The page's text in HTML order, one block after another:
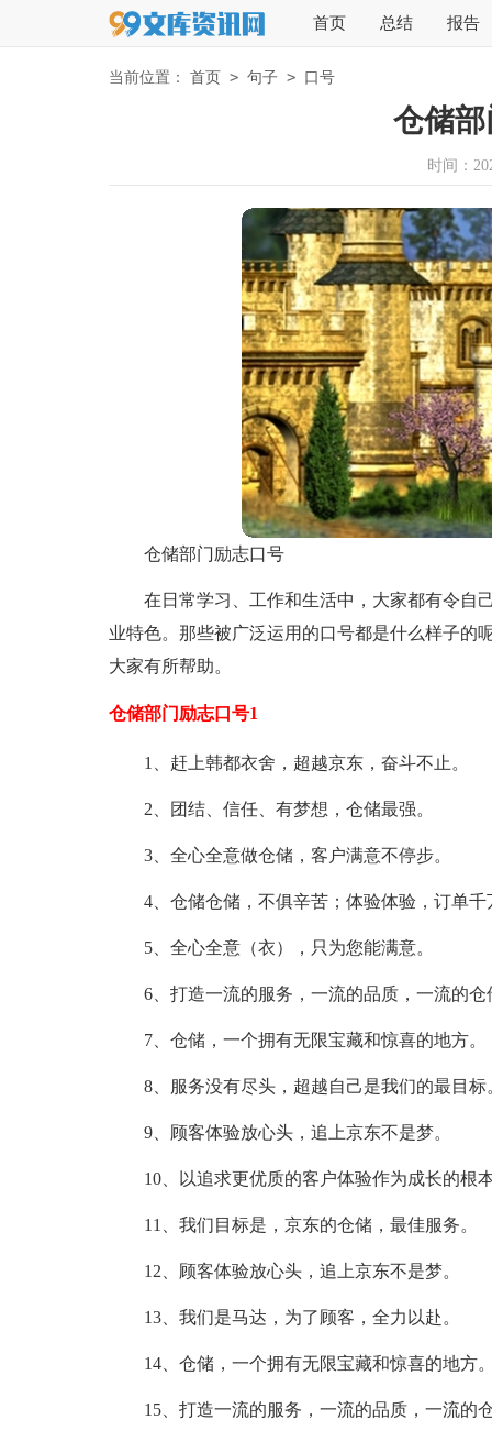
首页 总结 报告
当前位置： 首页 > 句子 > 口号
仓储
时间：
仓储部门励志口号
在日常学习、工作和生活中，大家都有令自
业特色。那些被广泛运用的口号都是什么样子的
大家有所帮助。
仓储部门励志口号1
1、赶上韩都衣舍，超越京东，奋斗不止。
2、团结、信任、有梦想，仓储最强。
3、全心全意做仓储，客户满意不停步。
4、仓储仓储，不俱辛苦；体验体验，订单千
5、全心全意（衣），只为您能满意。
6、打造一流的服务，一流的品质，一流的仓
7、仓储，一个拥有无限宝藏和惊喜的地方。
8、服务没有尽头，超越自己是我们的最目标
9、顾客体验放心头，追上京东不是梦。
10、以追求更优质的客户体验作为成长的根本
11、我们目标是，京东的仓储，最佳服务。
12、顾客体验放心头，追上京东不是梦。
13、我们是马达，为了顾客，全力以赴。
14、仓储，一个拥有无限宝藏和惊喜的地方。
15、打造一流的服务，一流的品质，一流的仓